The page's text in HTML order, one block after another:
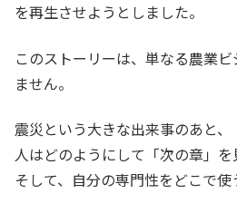
を再生させようとしました。
このストーリーは、単なる農業
ません。
震災という大きな出来事のあと、
人はどのようにして「次の章」を
そして、自分の専門性をどこで使